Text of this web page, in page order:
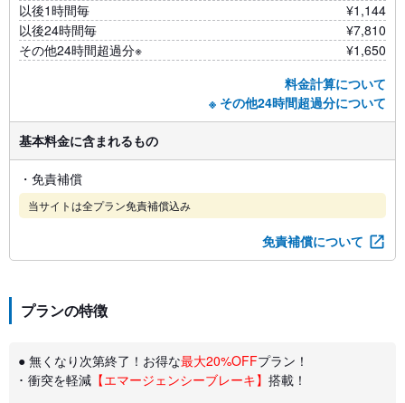
以後1時間毎
¥1,144
以後24時間毎
¥7,810
その他24時間超過分※
¥1,650
料金計算について
※ その他24時間超過分について
基本料金に含まれるもの
・免責補償
当サイトは全プラン免責補償込み
免責補償について
プランの特徴
● 無くなり次第終了！お得な最大20%OFFプラン！
･ 衝突を軽減 【エマージェンシーブレーキ】 搭載！